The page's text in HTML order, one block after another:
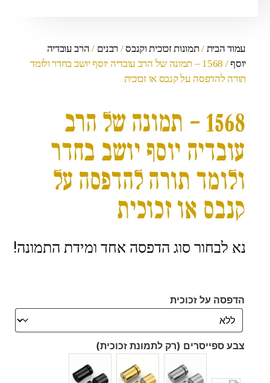
עמוד הבית /תמונות זכוכית וקנבס/ רבנים / הרב עובדיה
יוסף
/ 1568 – תמונה של הרב עובדיה יוסף יושב בחדר ולומד
תורה להדפסה על קנבס או זכוכית
1568 – תמונה של הרב
עובדיה יוסף יושב בחדר
ולומד תורה להדפסה על
קנבס או זכוכית
נא לבחור סוג הדפסה אחד ומידת התמונה!
הדפסה על זכוכית
צבע ספייסרים (רק לתמונת זכוכית)